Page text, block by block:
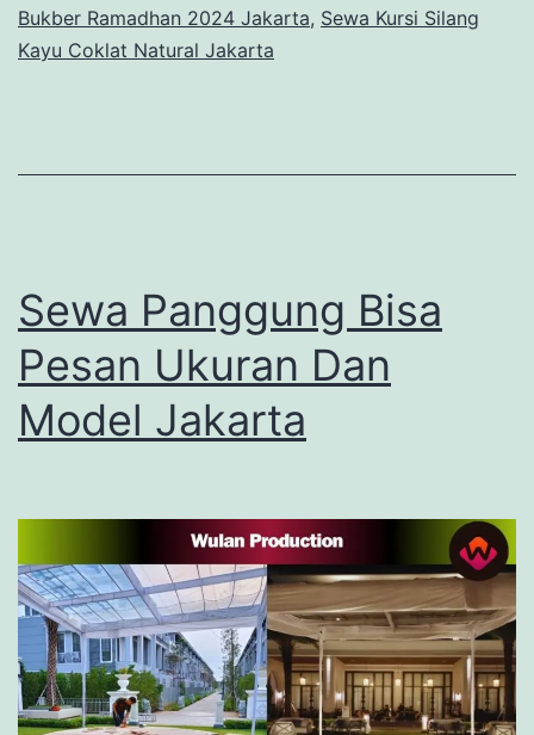
Bukber Ramadhan 2024 Jakarta, Sewa Kursi Silang
Kayu Coklat Natural Jakarta
Sewa Panggung Bisa
Pesan Ukuran Dan
Model Jakarta